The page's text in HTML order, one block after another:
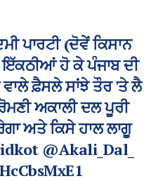
ਪਾਰਟੀ (ਦੋਵੇਂ ਕਿਸਾਨ
ਹੋ ਕੇ ਪੰਜਾਬ ਦੀ
ਵਾਲੇ ਫ਼ੈਸਲੇ ਸਾਂਝੇ ਤੌਰ 'ਤੇ ਲੈ
ਅਕਾਲੀ ਦਲ ਪੂਰੀ
ਅਤੇ ਕਿਸੇ ਹਾਲ ਲਾਗੂ
@Akali_Dal_